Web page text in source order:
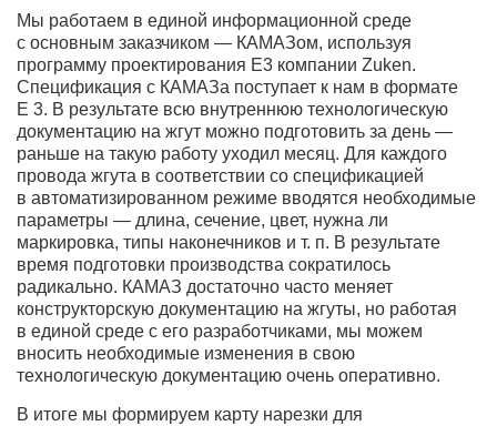
Мы работаем в единой информационной среде
с основным заказчиком — КАМАЗом, используя
программу проектирования E3 компании Zuken.
Спецификация с КАМАЗа поступает к нам в формате
Е 3. В результате всю внутреннюю технологическую
документацию на жгут можно подготовить за день —
раньше на такую работу уходил месяц. Для каждого
провода жгута в соответствии со спецификацией
в автоматизированном режиме вводятся необходимые
параметры — длина, сечение, цвет, нужна ли
маркировка, типы наконечников и т. п. В результате
время подготовки производства сократилось
радикально. КАМАЗ достаточно часто меняет
конструкторскую документацию на жгуты, но работая
в единой среде с его разработчиками, мы можем
вносить необходимые изменения в свою
технологическую документацию очень оперативно.
В итоге мы формируем карту нарезки для